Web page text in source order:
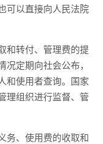
可以直接向人民法院
和转付、管理费的提
定期向社会公布，
和使用者查询。国家
理组织进行监督、管
务、使用费的收取和